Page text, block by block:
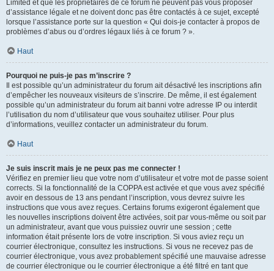
Limited et que les propriétaires de ce forum ne peuvent pas vous proposer
d’assistance légale et ne doivent donc pas être contactés à ce sujet, excepté
lorsque l’assistance porte sur la question « Qui dois-je contacter à propos de
problèmes d’abus ou d’ordres légaux liés à ce forum ? ».
Haut
Pourquoi ne puis-je pas m’inscrire ?
Il est possible qu’un administrateur du forum ait désactivé les inscriptions afin
d’empêcher les nouveaux visiteurs de s’inscrire. De même, il est également
possible qu’un administrateur du forum ait banni votre adresse IP ou interdit
l’utilisation du nom d’utilisateur que vous souhaitez utiliser. Pour plus
d’informations, veuillez contacter un administrateur du forum.
Haut
Je suis inscrit mais je ne peux pas me connecter !
Vérifiez en premier lieu que votre nom d’utilisateur et votre mot de passe soient
corrects. Si la fonctionnalité de la COPPA est activée et que vous avez spécifié
avoir en dessous de 13 ans pendant l’inscription, vous devrez suivre les
instructions que vous avez reçues. Certains forums exigeront également que
les nouvelles inscriptions doivent être activées, soit par vous-même ou soit par
un administrateur, avant que vous puissiez ouvrir une session ; cette
information était présente lors de votre inscription. Si vous aviez reçu un
courrier électronique, consultez les instructions. Si vous ne recevez pas de
courrier électronique, vous avez probablement spécifié une mauvaise adresse
de courrier électronique ou le courrier électronique a été filtré en tant que